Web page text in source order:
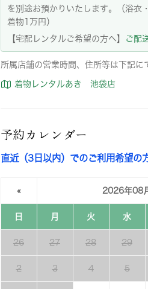
を別途お預かりいたします。（浴衣
着物1万円）
【宅配レンタルご希望の方へ】
ご配
所属店舗の営業時間、住所等は下記に
着物レンタルあき 池袋店
予約カレンダー
直近（3日以内）でのご利用希望の
« 2026年08
日 月 火 水
26 27 28 29
2 3 4 5